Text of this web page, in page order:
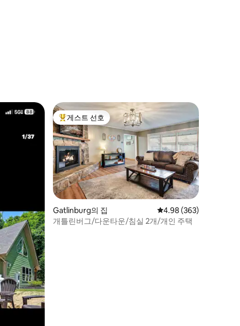
상위 게스트 선호
게스트 선호
Gatlinburg의 집 평점 4.98점(5점 만점),
4.98 (363)
개틀린버그/다운타운/침실 2개/개인 주택